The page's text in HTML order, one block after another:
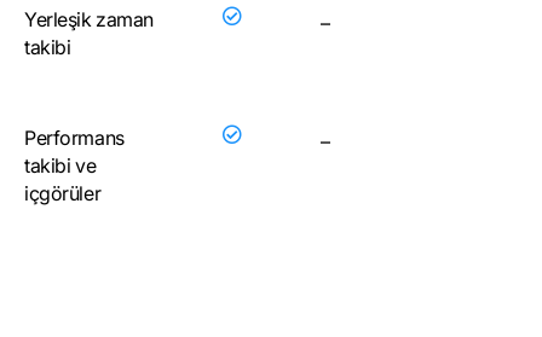
Yerleşik zaman
takibi
–
Performans
takibi ve
içgörüler
–